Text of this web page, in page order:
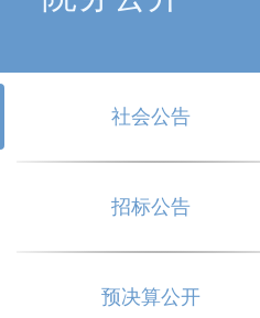
社会公告
招标公告
预决算公开